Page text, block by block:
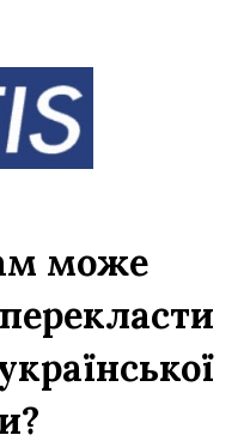
може